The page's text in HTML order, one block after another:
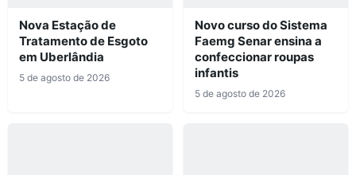
Nova Estação de
Tratamento de Esgoto
em Uberlândia
5 de agosto de 2026
Novo curso do Sistema
Faemg Senar ensina a
confeccionar roupas
infantis
5 de agosto de 2026